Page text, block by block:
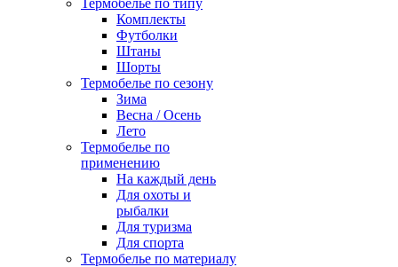
Термобелье по типу
Комплекты
Футболки
Штаны
Шорты
Термобелье по сезону
Зима
Весна / Осень
Лето
Термобелье по
применению
На каждый день
Для охоты и
рыбалки
Для туризма
Для спорта
Термобелье по материалу